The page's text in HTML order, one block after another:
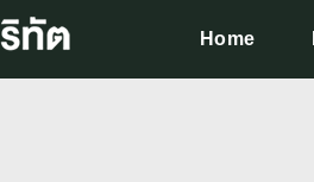
Home